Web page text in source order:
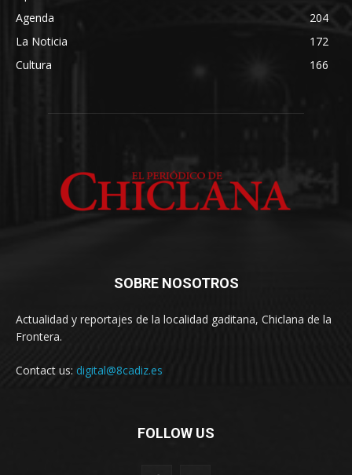
Agenda
204
La Noticia
172
Cultura
166
SOBRE NOSOTROS
Actualidad y reportajes de la localidad gaditana, Chiclana de la
Frontera.
Contact us: digital@8cadiz.es
FOLLOW US